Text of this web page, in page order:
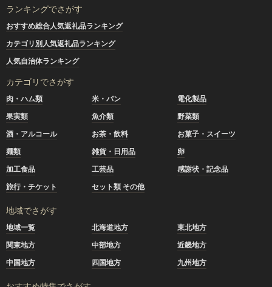
ランキングでさがす
おすすめ総合人気返礼品ランキング
カテゴリ別人気返礼品ランキング
人気自治体ランキング
カテゴリでさがす
肉・ハム類 米・パン
電化製品
果実類
魚介類
野菜類
酒・アルコール
お茶・飲料
お菓子・スイーツ
麺類
雑貨・日用品
卵
加工食品
工芸品
感謝状・記念品
旅行・チケット
セット類 その他
地域でさがす
地域一覧 北海道地方
東北地方
関東地方
中部地方
近畿地方
中国地方
四国地方 九州地方